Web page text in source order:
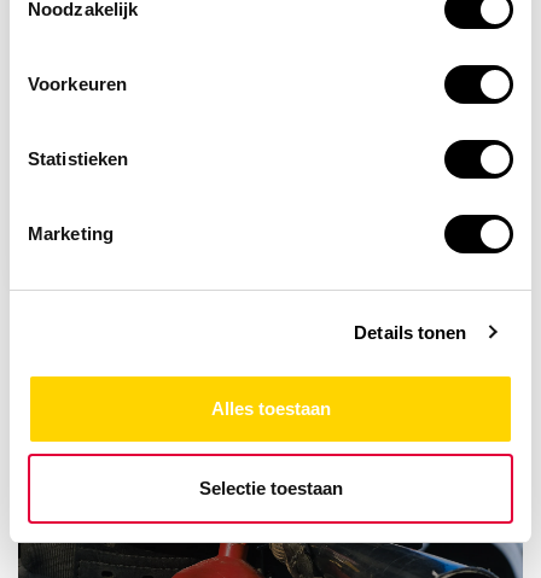
Noodzakelijk
Voorkeuren
Statistieken
Marketing
Details tonen
Alles toestaan
Selectie toestaan